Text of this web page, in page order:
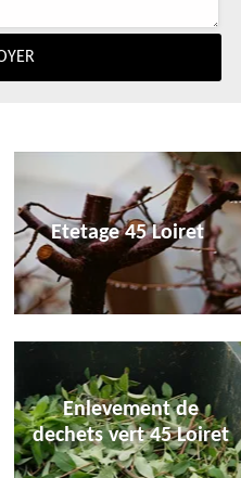
Etetage 45 Loiret
Enlevement de
dechets vert 45 Loiret